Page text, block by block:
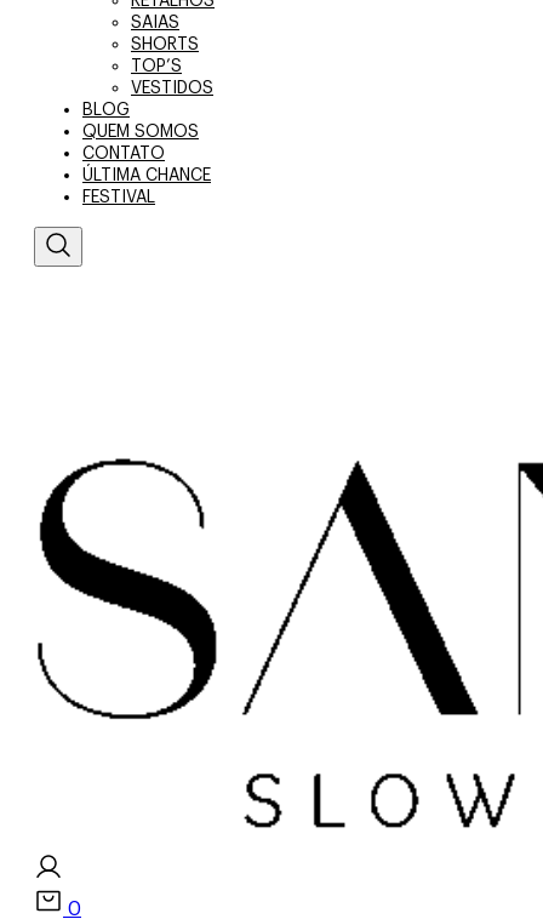
SAIAS
SHORTS
TOP’S
VESTIDOS
BLOG
QUEM SOMOS
CONTATO
ÚLTIMA CHANCE
FESTIVAL
0